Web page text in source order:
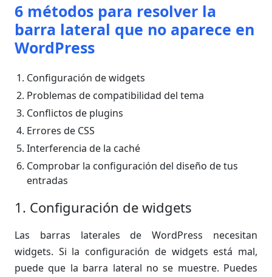
6 métodos para resolver la
barra lateral que no aparece en
WordPress
Configuración de widgets
Problemas de compatibilidad del tema
Conflictos de plugins
Errores de CSS
Interferencia de la caché
Comprobar la configuración del diseño de tus
entradas
1. Configuración de widgets
Las barras laterales de WordPress necesitan
widgets. Si la configuración de widgets está mal,
puede que la barra lateral no se muestre. Puedes